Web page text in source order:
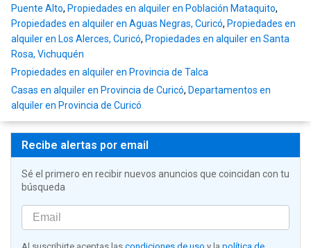
Puente Alto, Propiedades en alquiler en Población Mataquito,
Propiedades en alquiler en Aguas Negras, Curicó, Propiedades en
alquiler en Los Alerces, Curicó, Propiedades en alquiler en Santa
Rosa, Vichuquén
Propiedades en alquiler en Provincia de Talca
Casas en alquiler en Provincia de Curicó, Departamentos en
alquiler en Provincia de Curicó
Recibe alertas por email
Sé el primero en recibir nuevos anuncios que coincidan con tu
búsqueda